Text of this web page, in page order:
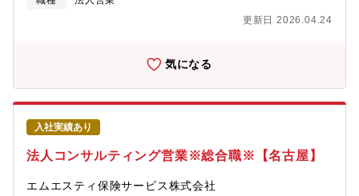
成】現在、法人営業部門（東京・名古屋・大阪）は約250名で構成
【競合優位性】：三菱UFJ銀行との密な連携により、業界におい
てもトップクラスの実績とノウハウを誇ります。
更新日 2026.04.24
気になる
入社実績あり
法人コンサルティング営業※総合職※【名古屋】
エムエスティ保険サービス株式会社